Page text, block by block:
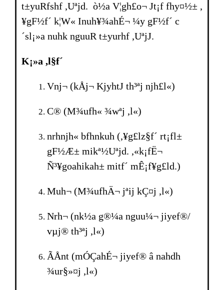
t±yuRfshf ,Uªjd. ò½a V¦gh£o¬ Jt¡f fhy¤½± ,
¥gF½f´ k¦W« Inuh¥¾ahÉ¬ ¼y gF½f´ c
´sl¡»a nuhk nguuR t±yurhf ,UªjJ.
K¡»a ,l§f´
Vnj¬ (kÅj¬ KjyhtJ th³ªj njh£l«)
C® (M¾ufh« ¾wªj ,l«)
nrhnjh« bfhnkuh (,¥g£lz§f´ rt¡fl±
gF½Æ± mikª½Uªjd. ,«k¡fË¬
Ñ³¥goahikah± mitf´ mÊ¡f¥g£ld.)
Muh¬ (M¾ufhÄ¬ jªij kÇ¤j ,l«)
Nrh¬ (nk½a g®¼a nguu¼¬ jiyef®/
vµj® th³ªj ,l«)
ÃÅnt (mÓÇahÉ¬ jiyef® â nahdh
¾ur§»¤j ,l«)